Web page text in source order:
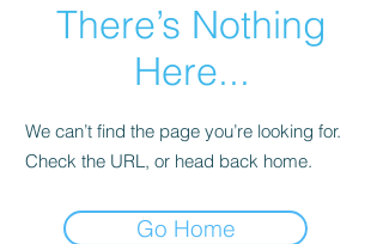
There’s Nothing
Here...
We can’t find the page you’re looking for.
Check the URL, or head back home.
Go Home